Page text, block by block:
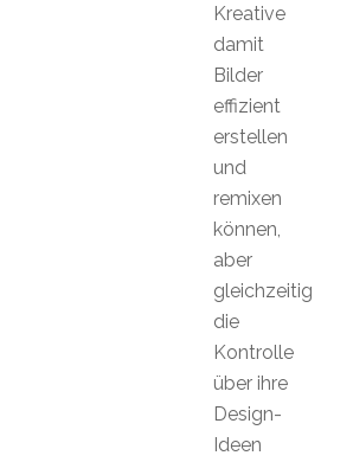
Kreative
damit
Bilder
effizient
erstellen
und
remixen
können,
aber
gleichzeitig
die
Kontrolle
über ihre
Design-
Ideen